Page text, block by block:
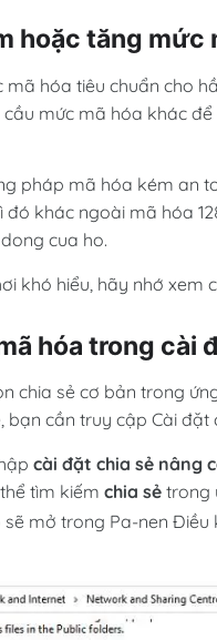
hoặc tăng mức
hóa tiêu chuẩn cho
mức mã hóa khác
pháp mã hóa kém an
đó khác ngoài mã hóa
cua ho.
khó hiểu, hãy nhớ
hóa trong cài
chia sẻ cơ bản trong
bạn cần truy cập Cài đặt
cài đặt chia sẻ nâng
tìm kiếm chia sẻtrong
mở trong Pa-nen Điều